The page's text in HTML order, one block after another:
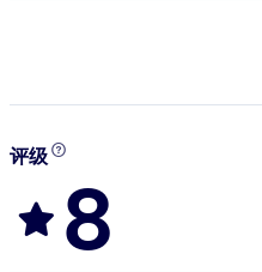
评级
8